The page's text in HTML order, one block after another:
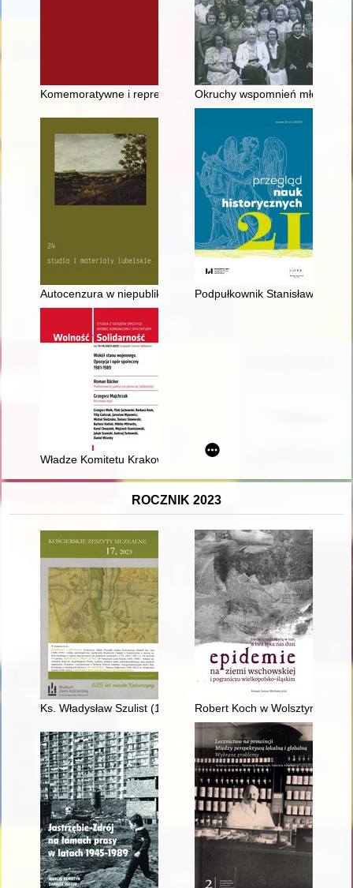
Komemoratywne i reprezentacyjne aspekty działalności
Okruchy wspomnień młodego
Autocenzura w niepublikowanych tekstach Jadwigi
Podpułkownik Stanisław
Władze Komitetu Krakowskiego PZPR wobec redakcji
ROCZNIK 2023
Ks. Władysław Szulist (1936-2022)Robert Koch w Wolsztynie :